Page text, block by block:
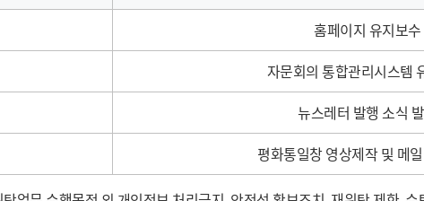
홈페이지 유지보수
자문회의 통합관리시스템
뉴스레터 발행 소식
평화통일창 영상제작 및 메